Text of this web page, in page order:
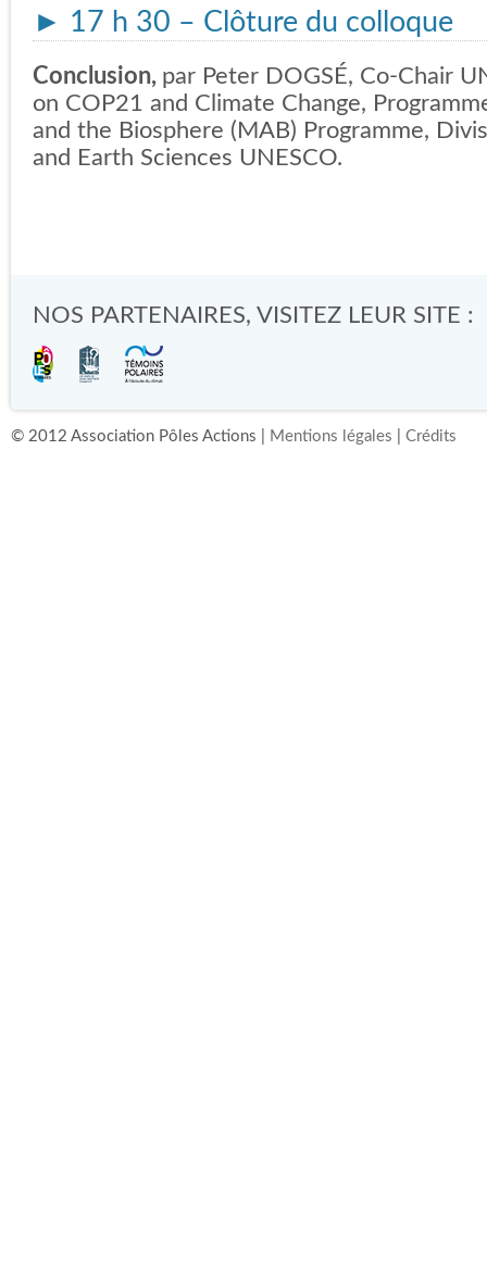
► 17 h 30 – Clôture du colloque
Conclusion, par Peter DOGSÉ, Co-Chair
on COP21 and Climate Change,
and the Biosphere (MAB) Programme,
and Earth Sciences UNESCO.
NOS PARTENAIRES, VISITEZ LEUR SITE :
© 2012 Association Pôles Actions | Mentions légales Crédits